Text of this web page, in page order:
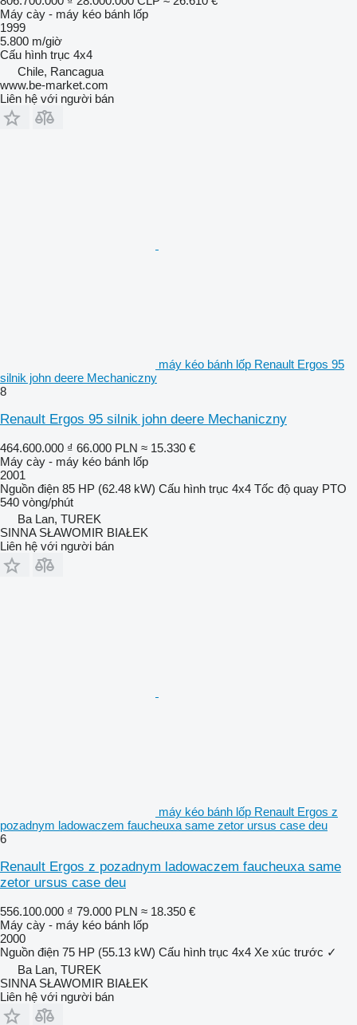
Máy cày - máy kéo bánh lốp
1999
5.800 m/giờ
Cấu hình trục 4x4
Chile, Rancagua
www.be-market.com
Liên hệ với người bán
máy kéo bánh lốp Renault Ergos 95
silnik john deere Mechaniczny
8
Renault Ergos 95 silnik john deere Mechaniczny
464.600.000 ₫ 66.000 PLN ≈ 15.330 €
Máy cày - máy kéo bánh lốp
2001
Nguồn điện 85 HP (62.48 kW) Cấu hình trục 4x4 Tốc độ quay PTO
540 vòng/phút
Ba Lan, TUREK
SINNA SŁAWOMIR BIAŁEK
Liên hệ với người bán
máy kéo bánh lốp Renault Ergos z
pozadnym ladowaczem faucheuxa same zetor ursus case deu
6
Renault Ergos z pozadnym ladowaczem faucheuxa same
zetor ursus case deu
556.100.000 ₫ 79.000 PLN ≈ 18.350 €
Máy cày - máy kéo bánh lốp
2000
Nguồn điện 75 HP (55.13 kW) Cấu hình trục 4x4 Xe xúc trước ✓
Ba Lan, TUREK
SINNA SŁAWOMIR BIAŁEK
Liên hệ với người bán